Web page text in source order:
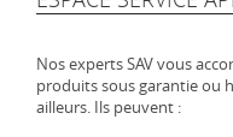
Nos experts SAV vous
produits sous garantie ou
ailleurs. Ils peuvent :